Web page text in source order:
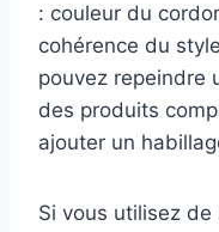
: couleur du
cohérence du
pouvez repeindre
des produits
ajouter un
Si vous utilisez